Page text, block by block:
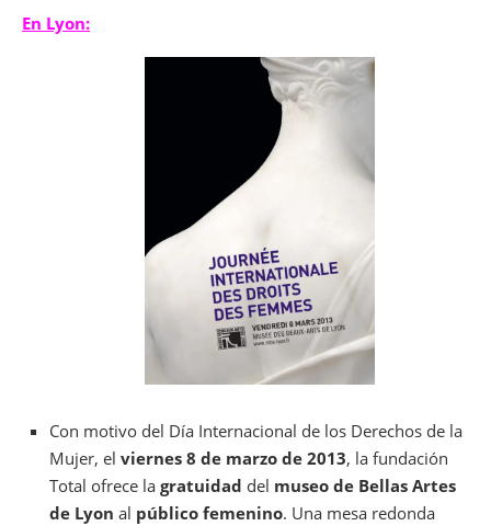
En Lyon:
Con motivo del Día Internacional de los Derechos de la
Mujer, el viernes 8 de marzo de 2013, la fundación
Total ofrece la gratuidad del museo de Bellas Artes
de Lyon al público femenino. Una mesa redonda